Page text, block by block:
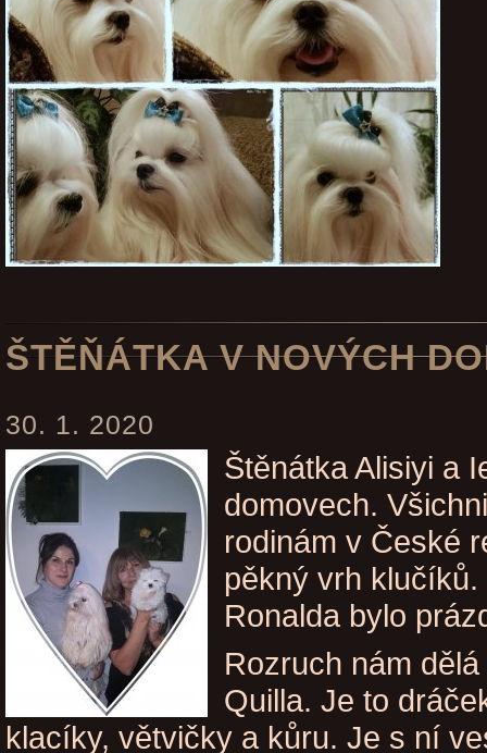
ŠTĚŇÁTKA V NOVÝCH
30. 1. 2020
Štěnátka Alisiyi a
domovech.
rodinám v České
pěkný vrh
Ronalda bylo
Rozruch nám
Quilla. Je to
klacíky, větvičky a kůru. Je s ní